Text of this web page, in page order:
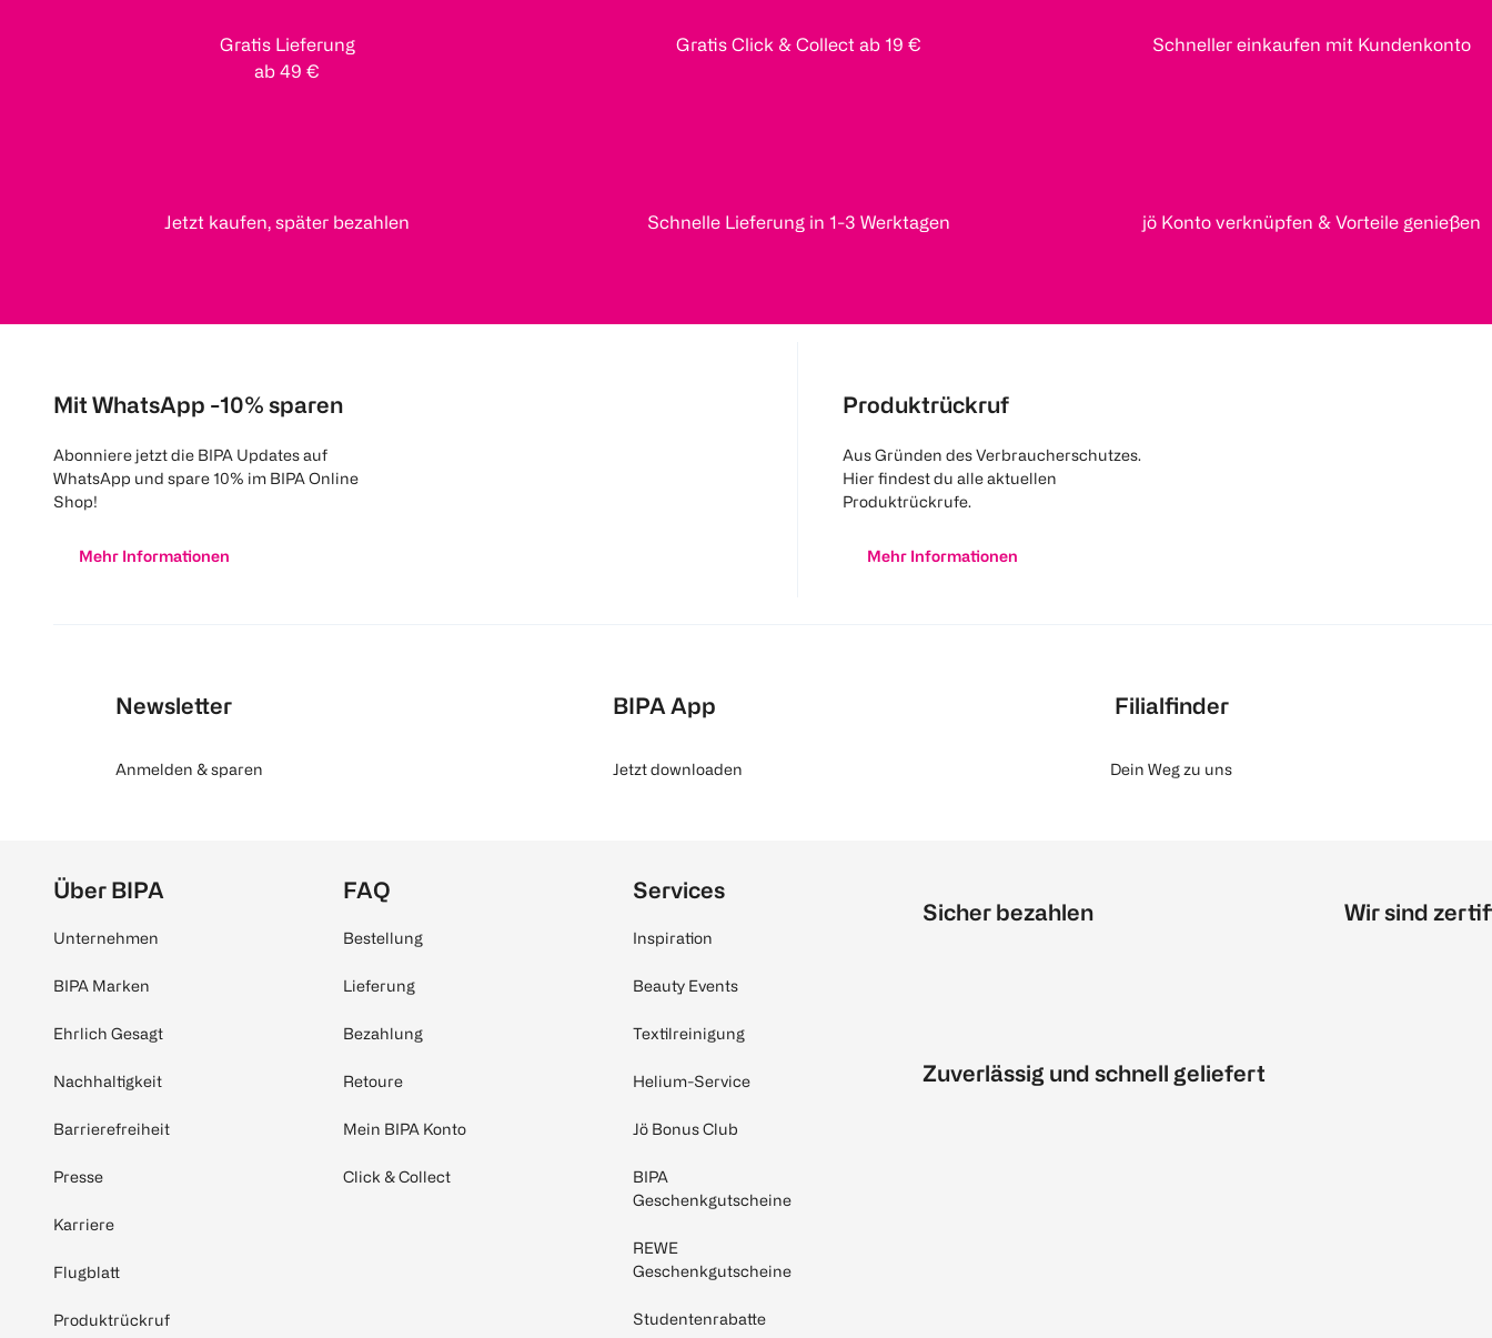
Gratis Lieferung
ab 49 €
Gratis Click & Collect ab 19 € Schneller einkaufen mit Kundenkonto
Jetzt kaufen, später bezahlen Schnelle Lieferung in 1-3 Werktagen jö Konto verknüpfen & Vorteile genießen
Mit WhatsApp -10% sparen
Abonniere jetzt die BIPA Updates auf
WhatsApp und spare 10% im BIPA Online
Shop!
Mehr Informationen
Produktrückruf
Aus Gründen des Verbraucherschutzes.
Hier findest du alle aktuellen
Produktrückrufe.
Mehr Informationen
Newsletter
Anmelden & sparen
BIPA App
Jetzt downloaden
Filialfinder
Dein Weg zu uns
Über BIPA
Unternehmen
BIPA Marken
Ehrlich Gesagt
Nachhaltigkeit
Barrierefreiheit
Presse
Karriere
Flugblatt
Produktrückruf
FAQ
Bestellung
Lieferung
Bezahlung
Retoure
Mein BIPA Konto
Click & Collect
Services
Inspiration
Beauty Events
Textilreinigung
Helium-Service
Jö Bonus Club
BIPA
Geschenkgutscheine
REWE
Geschenkgutscheine
Studentenrabatte
Sicher bezahlen
Zuverlässig und schnell geliefert
Wir sind